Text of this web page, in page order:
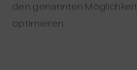
den genannten
optimieren.